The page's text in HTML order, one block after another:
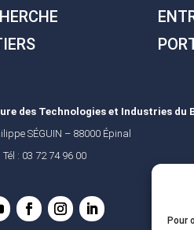
Pour
des Technologies et Industries du
SÉGUIN – 88000 Épinal
Tél : 03 72 74 96 00